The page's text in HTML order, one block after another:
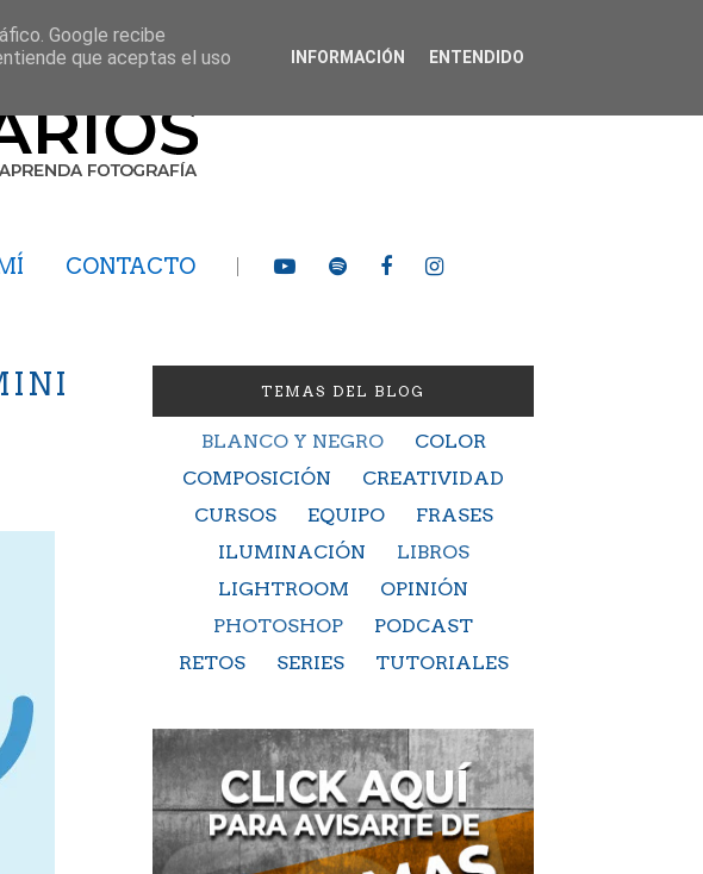
CONTACTO
TEMAS DEL BLOG
BLANCO Y NEGRO
COLOR
COMPOSICIÓN
CREATIVIDAD
CURSOS
EQUIPO
FRASES
ILUMINACIÓN
LIBROS
LIGHTROOM
OPINIÓN
PHOTOSHOP
PODCAST
RETOS
SERIES TUTORIALES
Google recibe
que aceptas el uso
INFORMACIÓN ENTENDIDO